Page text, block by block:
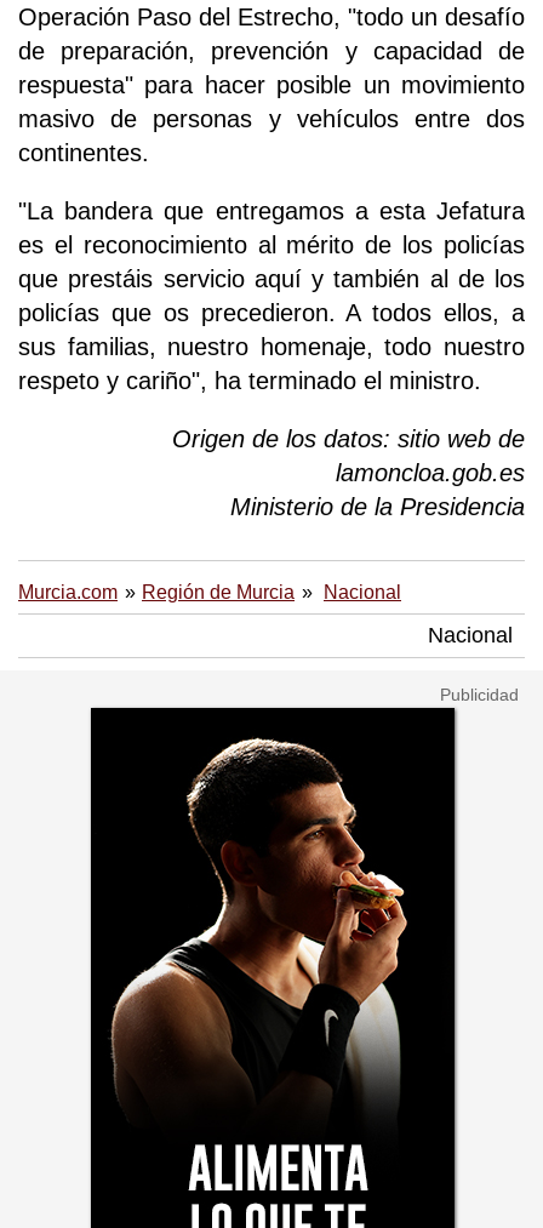
Operación Paso del Estrecho, "todo un desafío
de preparación, prevención y capacidad de
respuesta" para hacer posible un movimiento
masivo de personas y vehículos entre dos
continentes.
"La bandera que entregamos a esta Jefatura
es el reconocimiento al mérito de los policías
que prestáis servicio aquí y también al de los
policías que os precedieron. A todos ellos, a
sus familias, nuestro homenaje, todo nuestro
respeto y cariño", ha terminado el ministro.
Origen de los datos: sitio web de
lamoncloa.gob.es
Ministerio de la Presidencia
Murcia.com Región de Murcia Nacional
Nacional